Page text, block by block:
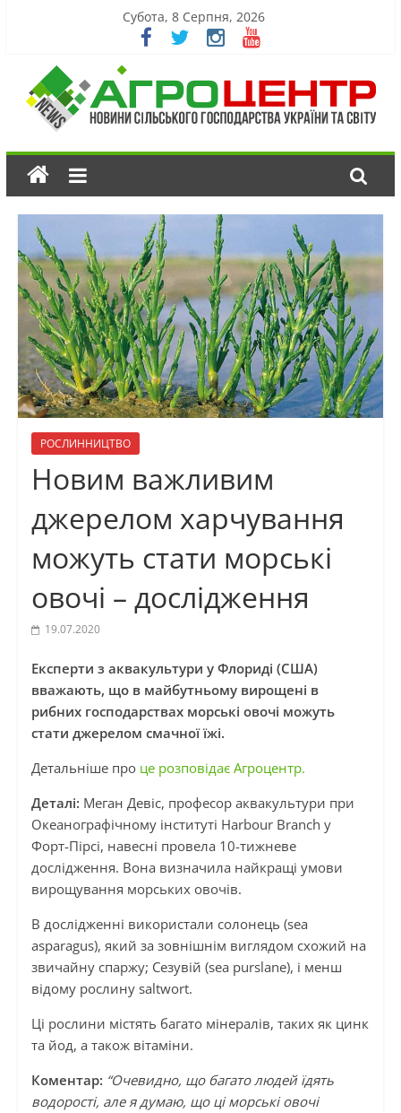
Субота, 8 Серпня, 2026
РОСЛИННИЦТВО
Новим важливим
джерелом харчування
можуть стати морські
овочі – дослідження
19.07.2020
Експерти з аквакультури у Флориді (США)
вважають, що в майбутньому вирощені в
рибних господарствах морські овочі можуть
стати джерелом смачної їжі.
Детальніше про це розповідає Агроцентр.
Деталі: Меган Девіс, професор аквакультури при
Океанографічному інституті Harbour Branch у
Форт-Пірсі, навесні провела 10-тижневе
дослідження. Вона визначила найкращі умови
вирощування морських овочів.
В дослідженні використали солонець (sea
asparagus), який за зовнішнім виглядом схожий на
звичайну спаржу; Сезувій (sea purslane), і менш
відому рослину saltwort.
Ці рослини містять багато мінералів, таких як цинк
та йод, а також вітаміни.
Коментар: “Очевидно, що багато людей їдять
водорості, але я думаю, що ці морські овочі